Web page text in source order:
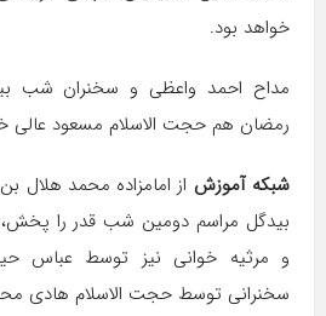
خواهد بود.
مداح احمد واعظی و سخنران شب
رمضان هم حجت الاسلام مسعود عالی
شبکه آموزش از امامزاده محمد هلال
بیدگل مراسم دومین شب قدر را
و مرثیه خوانی نیز توسط عباس
سخنرانی توسط حجت الاسلام هادی